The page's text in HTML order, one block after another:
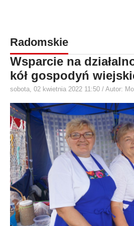
Radomskie
Wsparcie na
kół gospodyń
sobota, 02 kwietnia 2022 11:50 / Autor: